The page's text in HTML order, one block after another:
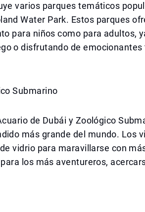
varios parques temáticos
Water Park. Estos parques
para niños como para adultos,
o disfrutando de
Submarino
de Dubái y Zoológico
más grande del mundo. Los
vidrio para maravillarse con
los más aventureros,